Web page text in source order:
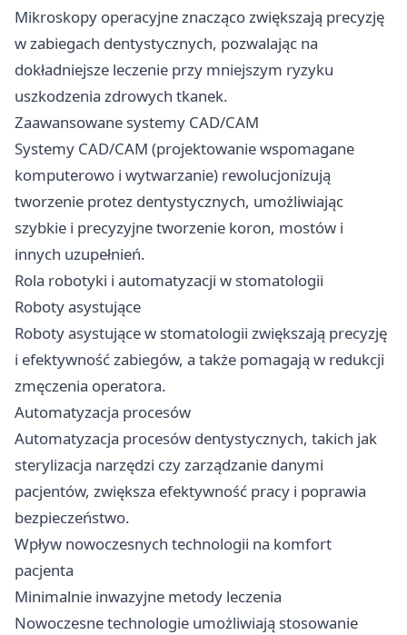
Mikroskopy operacyjne znacząco zwiększają precyzję
w zabiegach dentystycznych, pozwalając na
dokładniejsze leczenie przy mniejszym ryzyku
uszkodzenia zdrowych tkanek.
Zaawansowane systemy CAD/CAM
Systemy CAD/CAM (projektowanie wspomagane
komputerowo i wytwarzanie) rewolucjonizują
tworzenie protez dentystycznych, umożliwiając
szybkie i precyzyjne tworzenie koron, mostów i
innych uzupełnień.
Rola robotyki i automatyzacji w stomatologii
Roboty asystujące
Roboty asystujące w stomatologii zwiększają precyzję
i efektywność zabiegów, a także pomagają w redukcji
zmęczenia operatora.
Automatyzacja procesów
Automatyzacja procesów dentystycznych, takich jak
sterylizacja narzędzi czy zarządzanie danymi
pacjentów, zwiększa efektywność pracy i poprawia
bezpieczeństwo.
Wpływ nowoczesnych technologii na komfort
pacjenta
Minimalnie inwazyjne metody leczenia
Nowoczesne technologie umożliwiają stosowanie